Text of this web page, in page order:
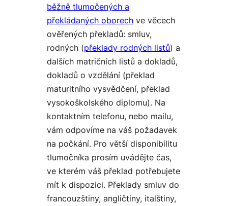
běžně tlumočených a
překládaných oborech ve věcech
ověřených překladů: smluv,
rodných (překlady rodných listů) a
dalších matričních listů a dokladů,
dokladů o vzdělání (překlad
maturitního vysvědčení, překlad
vysokoškolského diplomu). Na
kontaktním telefonu, nebo mailu,
vám odpovíme na váš požadavek
na počkání. Pro větší disponibilitu
tlumočníka prosím uvádějte čas,
ve kterém váš překlad potřebujete
mít k dispozici. Překlady smluv do
francouzštiny, angličtiny, italštiny,